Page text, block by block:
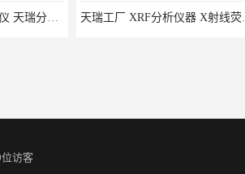
OES8000火花直读光谱仪 天瑞分析仪器 天瑞
位访客